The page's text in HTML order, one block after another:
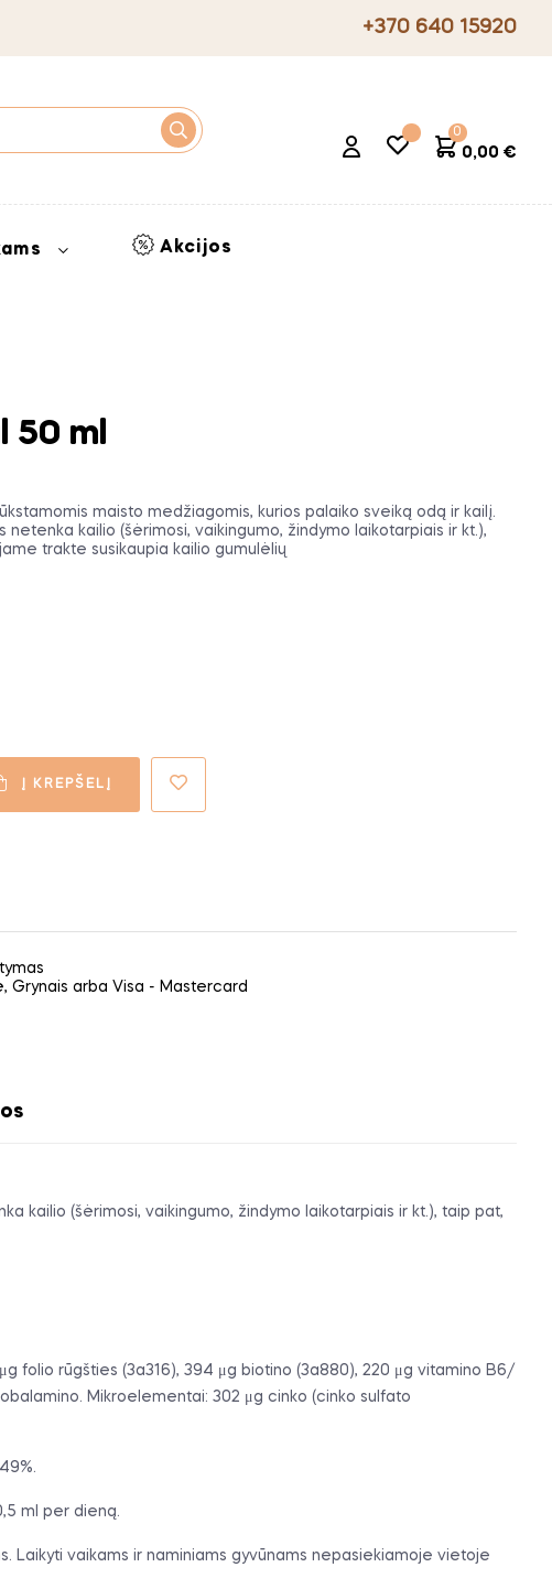
+370 640 15920
0
0,00 €
Akcijos
50 ml
maisto medžiagomis, kurios palaiko sveiką odą ir kailį.
netenka kailio (šėrimosi, vaikingumo, žindymo laikotarpiais ir kt.),
trakte susikaupia kailio gumulėlių
Į KREPŠELĮ
Grynais arba Visa - Mastercard
kailio (šėrimosi, vaikingumo, žindymo laikotarpiais ir kt.), taip pat,
folio rūgšties (3a316), 394 μg biotino (3a880), 220 μg vitamino B6/
Mikroelementai: 302 μg cinko (cinko sulfato
ml per dieną.
Laikyti vaikams ir naminiams gyvūnams nepasiekiamoje vietoje